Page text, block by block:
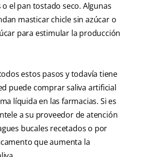
el pan tostado seco. Algunas
masticar chicle sin azúcar o
para estimular la producción
estos pasos y todavía tiene
puede comprar saliva artificial
líquida en las farmacias. Si es
a su proveedor de atención
bucales recetados o por
que aumenta la